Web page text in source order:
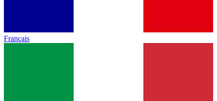
Français